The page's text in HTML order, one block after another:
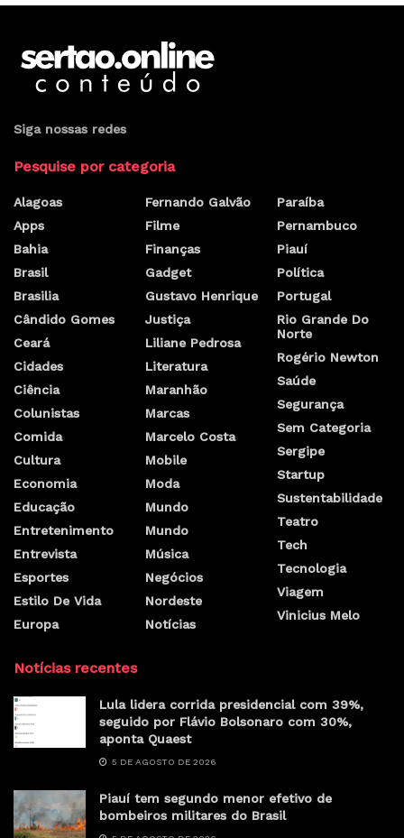
Siga nossas redes
Pesquise por categoria
Alagoas
Apps
Bahia
Brasil
Brasilia
Cândido Gomes
Ceará
Cidades
Ciência
Colunistas
Comida
Cultura
Economia
Educação
Entretenimento
Entrevista
Esportes
Estilo De Vida
Europa
Fernando Galvão
Filme
Finanças
Gadget
Gustavo Henrique
Justiça
Liliane Pedrosa
Literatura
Maranhão
Marcas
Marcelo Costa
Mobile
Moda
Mundo
Mundo
Música
Negócios
Nordeste
Notícias
Paraíba
Pernambuco
Piauí
Política
Portugal
Rio Grande Do
Norte
Rogério Newton
Saúde
Segurança
Sem Categoria
Sergipe
Startup
Sustentabilidade
Teatro
Tech
Tecnologia
Viagem
Vinicius Melo
Notícias recentes
Lula lidera corrida presidencial com 39%,
seguido por Flávio Bolsonaro com 30%,
aponta Quaest
5 DE AGOSTO DE 2026
Piauí tem segundo menor efetivo de
bombeiros militares do Brasil